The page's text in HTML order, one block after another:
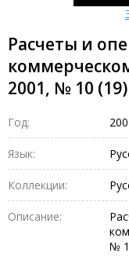
Расчеты и
2001, № 10 (19)
Год:
Язык:
Коллекции:
Описание:
№